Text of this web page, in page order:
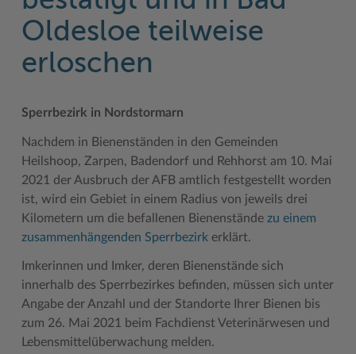
Formulare & Dokumente
Geodatenportale (Kreiskarte)
Kfz-Zulassung
Leistungen
Lexikon
Publikationen
Wunsch-Kennzeichen ↗
Zuständigkeitsfinder SH ↗
Bildungskommune
Fotoarchiv
Hitzeschutz
Lokales Wetter
Newsletter
Pressemeldungen
Stellenangebote
Stormarninfo
Termine
Kreiskarte
Kreispräsident
Kreistag und Ausschüsse
Landrat
Sonderbereiche
Stabsbereiche
Wahlen im Kreis
Wappen und Geschichte
Wappenrolle
Initiativbewerbungen Verwaltung
Offene Stellen
Praktika und FSJ
Handwerk für nachhaltiges Wirtschaften
Klimaschutz beim Kreis Stormarn
Projekt e-Gewerbe
Zahlen, Daten, Fakten
Kultur
Kulturelle Einrichtungen
Museen
Storchenhorste
Lieblingsplätze in der Metropolregion
Termine und Veranstaltungen
Umlandscout Hamburg
Vereine und Gruppen
Wälder und Moore
Oldesloe teilweise
erloschen
Sperrbezirk in Nordstormarn
Nachdem in Bienenständen in den Gemeinden
Heilshoop, Zarpen, Badendorf und Rehhorst am 10. Mai
2021 der Ausbruch der AFB amtlich festgestellt worden
ist, wird ein Gebiet in einem Radius von jeweils drei
Kilometern um die befallenen Bienenstände zu einem
zusammenhängenden Sperrbezirkerklärt.
Imkerinnen und Imker, deren Bienenstände sich
innerhalb des Sperrbezirkes befinden, müssen sich unter
Angabe der Anzahl und der Standorte Ihrer Bienen bis
zum 26. Mai 2021 beim Fachdienst Veterinärwesen und
Lebensmittelüberwachung melden.